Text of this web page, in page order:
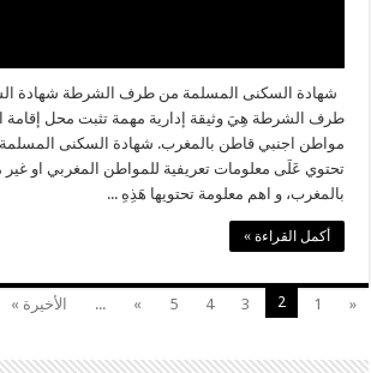
شهادة السكنى المسلمة من طرف الشرطة شهادة
طرف الشرطة هِيَ وثيقة إدارية مهمة تثبت محل إقامة
مواطن اجنبي قاطن بالمغرب. شهادة السكنى
تحتوي عَلَى معلومات تعريفية للمواطن المغربي او
بالمغرب، و اهم معلومة تحتويها هَذِهِ ...
أكمل القراءة »
«
1
2
3
4
5
»
... الأخيرة »